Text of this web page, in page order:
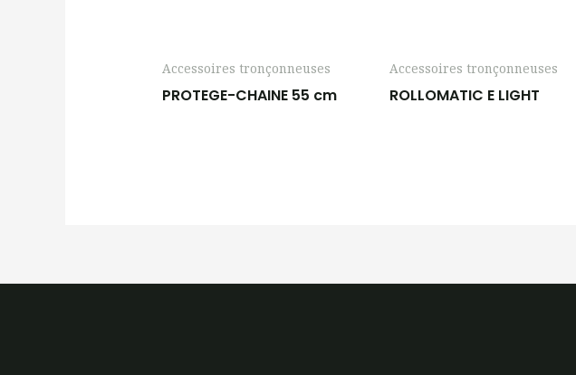
Accessoires tronçonneuses
PROTEGE-CHAINE 55 cm
Accessoires tronçonneuses
ROLLOMATIC E LIGHT